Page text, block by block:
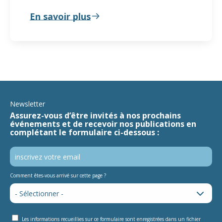
En savoir plus
Newsletter
Assurez-vous d’être invités à nos prochains
événements et de recevoir nos publications en
complétant le formulaire ci-dessous :
Comment êtes-vous arrivé sur cette page ?
Les informations recueillies sur ce formulaire sont enregistrées dans un fichier